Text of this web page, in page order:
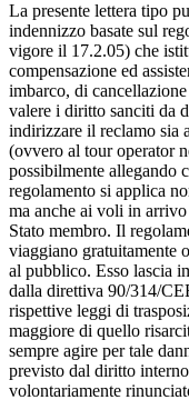
La presente lettera tipo
indennizzo basate sul
vigore il 17.2.05) che
compensazione ed
imbarco, di
valere i diritto sanciti da
indirizzare il reclamo sia
(ovvero al tour operator
possibilmente allegando
regolamento si applica
ma anche ai voli in
Stato membro. Il
viaggiano gratuitamente
al pubblico. Esso lascia
dalla direttiva 90/314/
rispettive leggi di
maggiore di quello
sempre agire per tale
previsto dal diritto
volontariamente